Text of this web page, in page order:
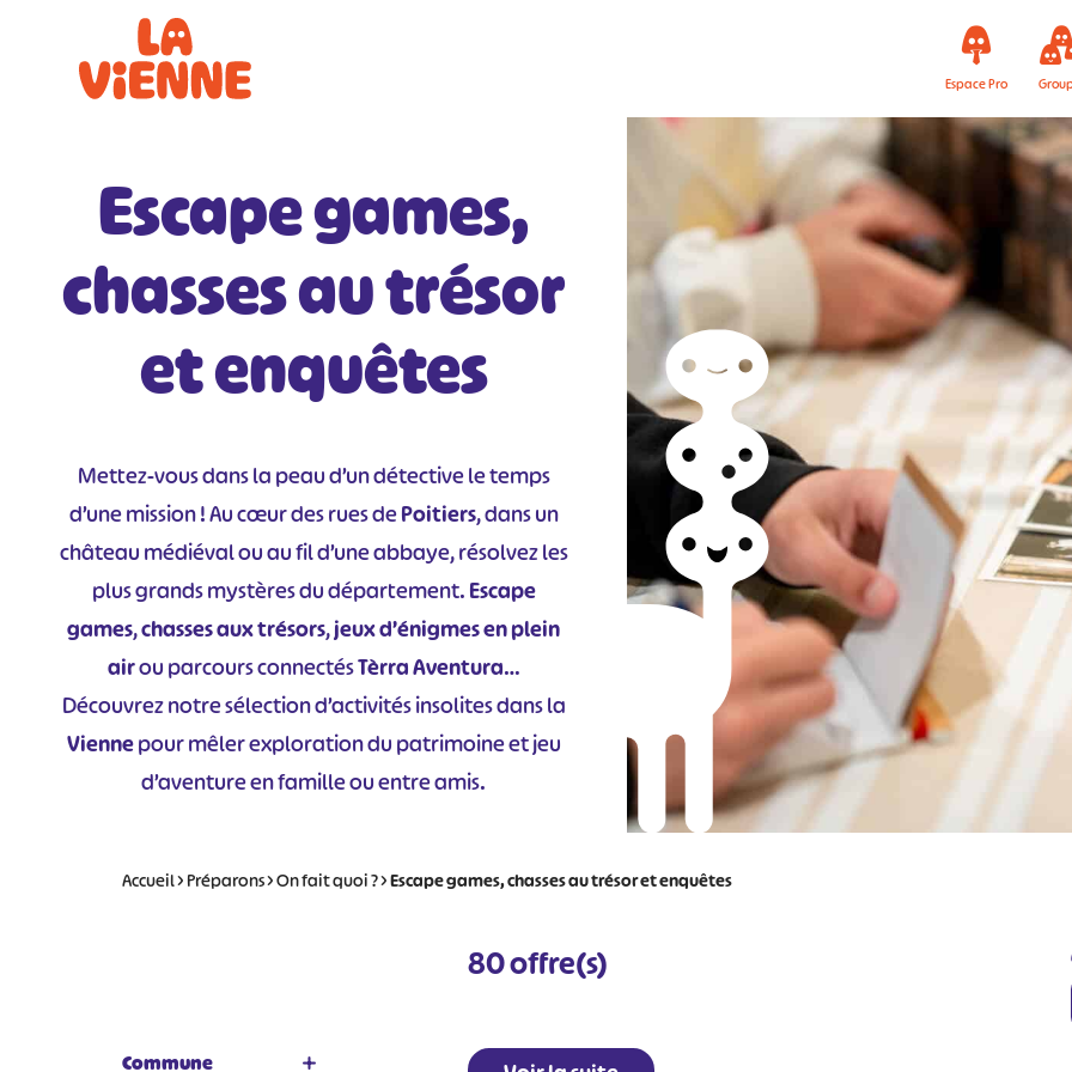
Espace Pro
Escape games,
chasses au trésor
et enquêtes
Mettez-vous dans la peau d’un détective le temps
d’une mission ! Au cœur des rues dePoitiers, dans un
château médiéval ou au fil d’une abbaye, résolvez les
plus grands mystères du département. Escape
games,chasses aux trésors,jeux d’énigmes en plein
airou parcours connectésTèrra Aventura…
Découvrez notre sélection d’activités insolites dans la
Viennepour mêler exploration du patrimoine et jeu
d’aventure en famille ou entre amis.
Accueil>Préparons>On fait quoi ?>Escape games, chasses au trésor et enquêtes
80offre(s)
Commune
Panneau de gestion des cookies